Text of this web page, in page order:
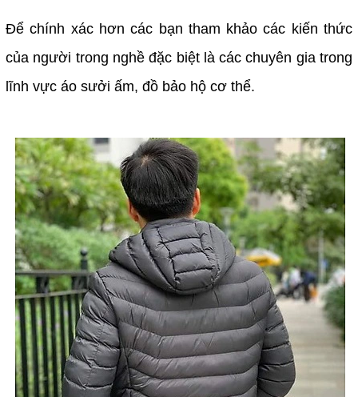
Để chính xác hơn các bạn tham khảo các kiến thức
của người trong nghề đặc biệt là các chuyên gia trong
lĩnh vực áo sưởi ấm, đồ bảo hộ cơ thể.